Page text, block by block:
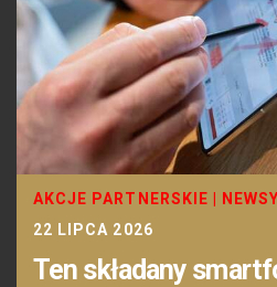
AKCJE PARTNERSKIE
NEWSY
22 LIPCA 2026
Ten składany